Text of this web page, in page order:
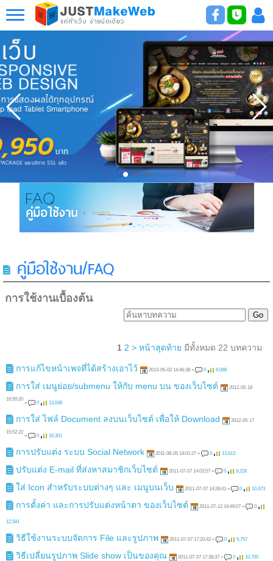
รับทำเว็บไซต์ รับทำเว็บขายของ รับทำเว็บบริษัท รับออกแบบเว็บไซต์ รับทำ
เว็บราคาถูก รับทำเว็บ responsive
คู่มือใช้งาน/FAQ
การใช้งานเบื้องต้น
1 2 > หน้าสุดท้าย มีทั้งหมด 22 บทความ
การแก้ไขหน้าเพจที่ได้สร้างเอาไว้ 2013-05-02 14:46:38 » 0 9,088
การใส่ เมนูย่อย/submenu ให้กับ menu บน ของเว็บไซต์ 2012-05-18
16:50:20 » 0 13,048
การใส่ ไฟล์ Document ลงบนเว็บไซต์ เพื่อให้ Download 2012-05-17
15:52:22 » 0 16,301
การปรับแต่ง ระบบ Social Network 2011-08-05 14:01:27 » 0 13,613
ปรับแต่ง E-mail ที่ส่งหาสมาชิกเว็บไซต์ 2011-07-07 14:03:57 » 0 9,228
ใส่ Icon สำหรับระบบต่างๆ และ เมนูบนเว็บ 2011-07-07 14:28:41 » 0 10,473
การตั้งค่า และการปรับแต่งหน้าตา ของเว็บไซต์ 2011-07-12 14:49:07 » 0
12,581
วิธีใช้งานระบบจัดการ File และรูปภาพ 2011-07-07 17:20:42 » 0 9,757
วิธีเปลี่ยนรูปภาพ Slide show เป็นของคุณ 2011-07-07 17:38:37 » 0 10,700